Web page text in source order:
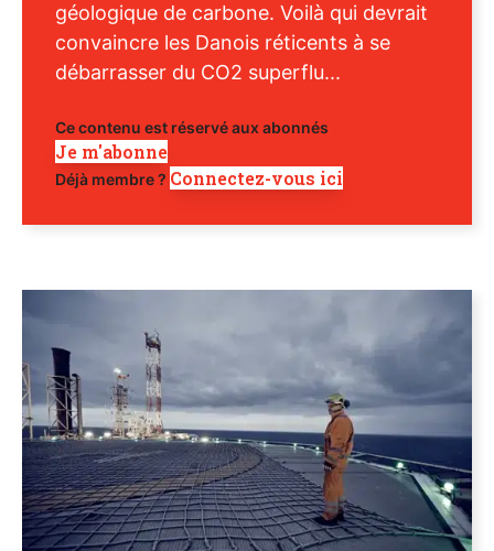
géologique de carbone. Voilà qui devrait
convaincre les Danois réticents à se
débarrasser du CO2 superflu...
Ce contenu est réservé aux abonnés
Je m'abonne
Déjà membre ? Connectez-vous ici